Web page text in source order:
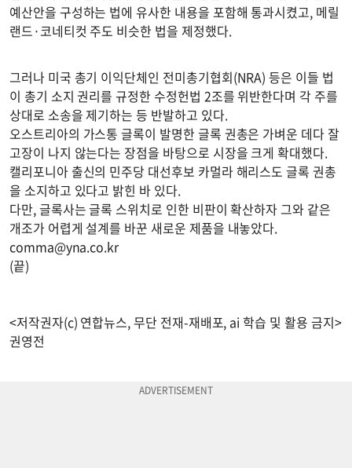
예산안을 구성하는 법에 유사한 내용을 포함해 통과시켰고, 메릴
랜드·코네티컷 주도 비슷한 법을 제정했다.
그러나 미국 총기 이익단체인 전미총기협회(NRA) 등은 이들 법
이 총기 소지 권리를 규정한 수정헌법 2조를 위반한다며 각 주를
상대로 소송을 제기하는 등 반발하고 있다.
오스트리아의 가스통 글록이 발명한 글록 권총은 가벼운 데다 잘
고장이 나지 않는다는 장점을 바탕으로 시장을 크게 확대했다.
캘리포니아 출신의 민주당 대선후보 카멀라 해리스도 글록 권총
을 소지하고 있다고 밝힌 바 있다.
다만, 글록사는 글록 스위치로 인한 비판이 확산하자 그와 같은
개조가 어렵게 설계를 바꾼 새로운 제품을 내놓았다.
comma@yna.co.kr
(끝)
<저작권자(c) 연합뉴스, 무단 전재-재배포, ai 학습 및 활용 금지>
권영전